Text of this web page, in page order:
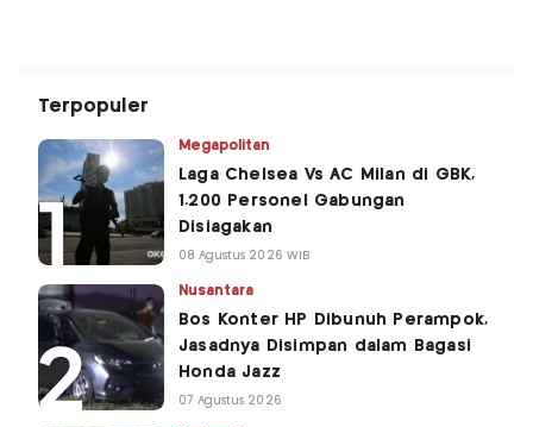
Terpopuler
Megapolitan
Laga Chelsea Vs AC Milan di GBK,
1.200 Personel Gabungan
Disiagakan
08 Agustus 2026 WIB
Nusantara
Bos Konter HP Dibunuh Perampok,
Jasadnya Disimpan dalam Bagasi
Honda Jazz
07 Agustus 2026